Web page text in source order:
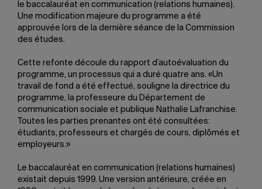
le baccalauréat en communication (relations humaines).
Une modification majeure du programme a été
approuvée lors de la dernière séance de la Commission
des études.
Cette refonte découle du rapport d’autoévaluation du
programme, un processus qui a duré quatre ans. «Un
travail de fond a été effectué, souligne la directrice du
programme, la professeure du Département de
communication sociale et publique Nathalie Lafranchise.
Toutes les parties prenantes ont été consultées:
étudiants, professeurs et chargés de cours, diplômés et
employeurs.»
Le baccalauréat en communication (relations humaines)
existait depuis 1999. Une version antérieure, créée en